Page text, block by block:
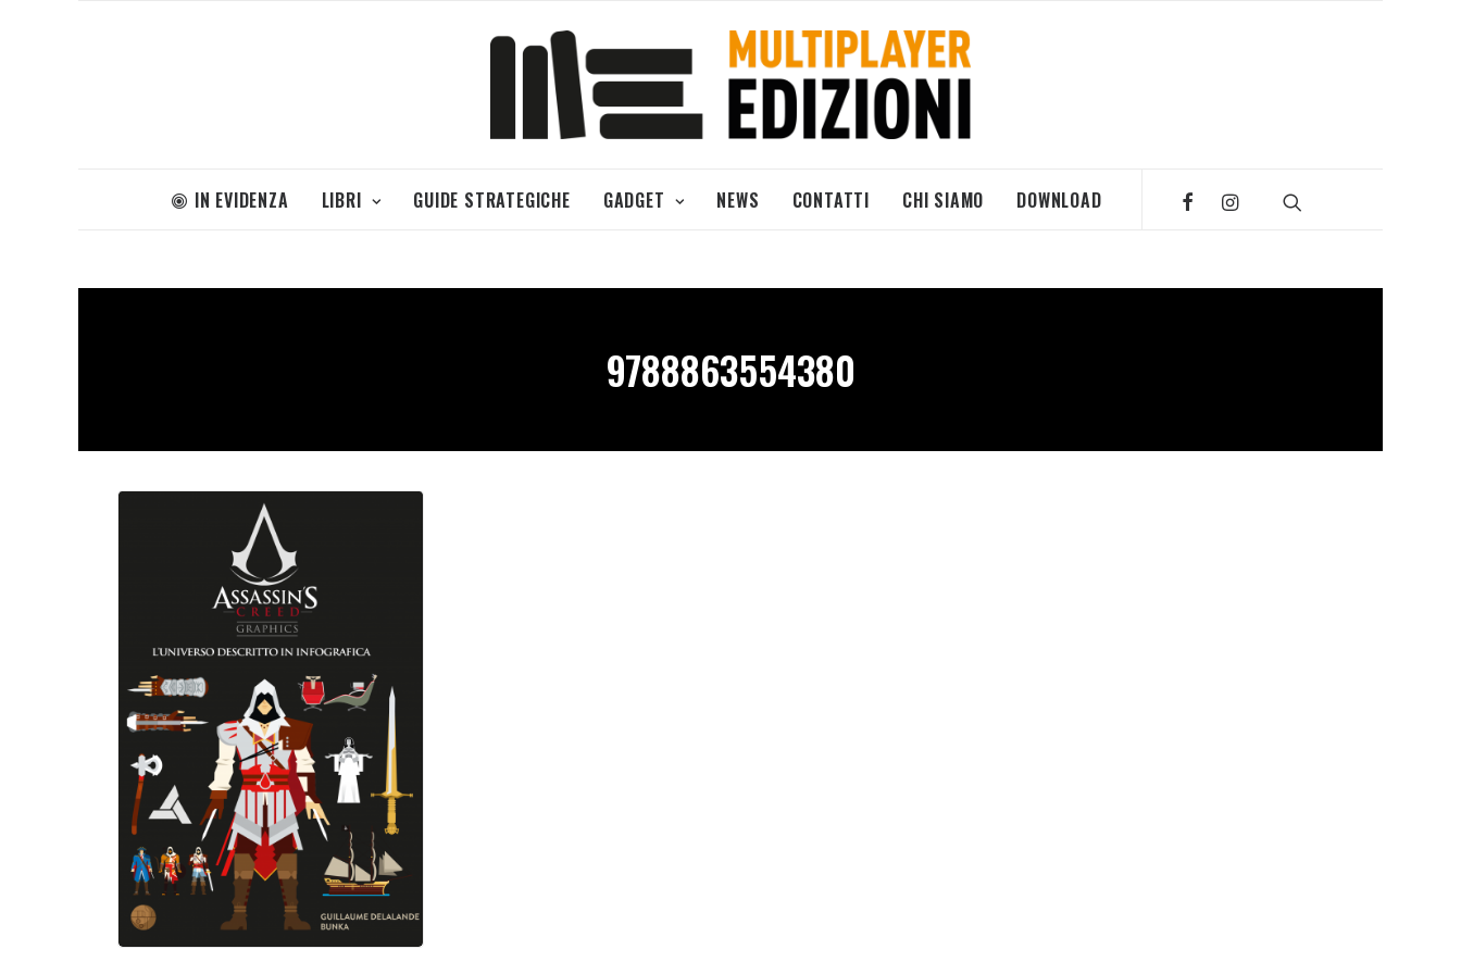
IN EVIDENZA LIBRI GUIDE STRATEGICHE GADGET NEWS CONTATTI CHI SIAMO DOWNLOAD
9788863554380